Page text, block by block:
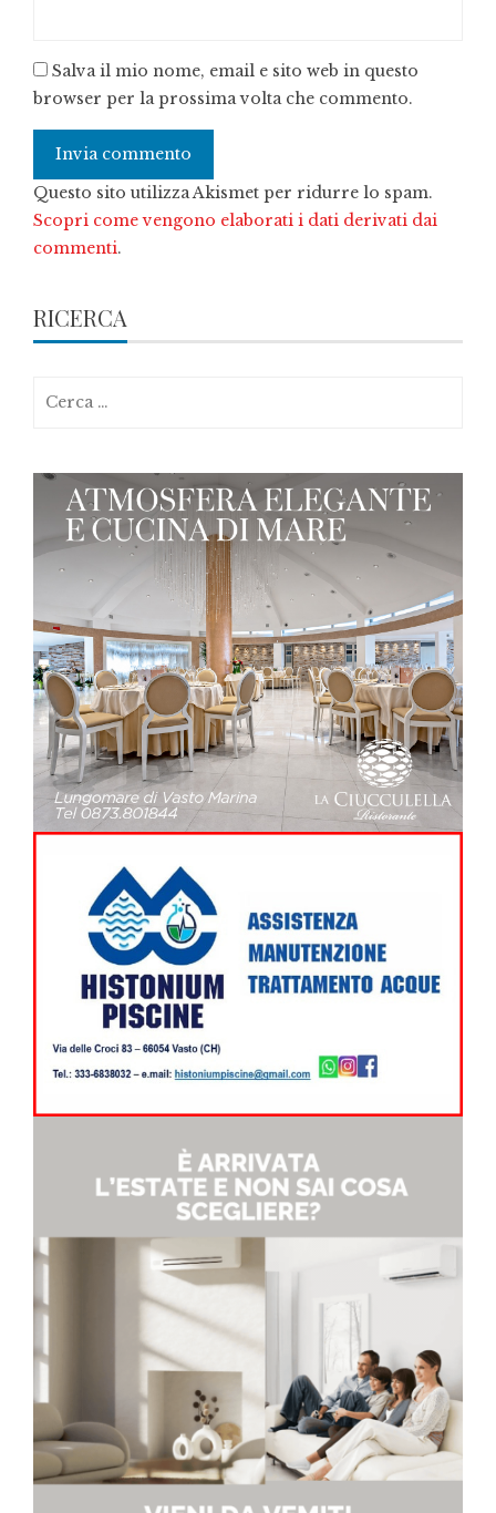
Salva il mio nome, email e sito web in questo
browser per la prossima volta che commento.
Questo sito utilizza Akismet per ridurre lo spam.
Scopri come vengono elaborati i dati derivati dai
commenti.
RICERCA